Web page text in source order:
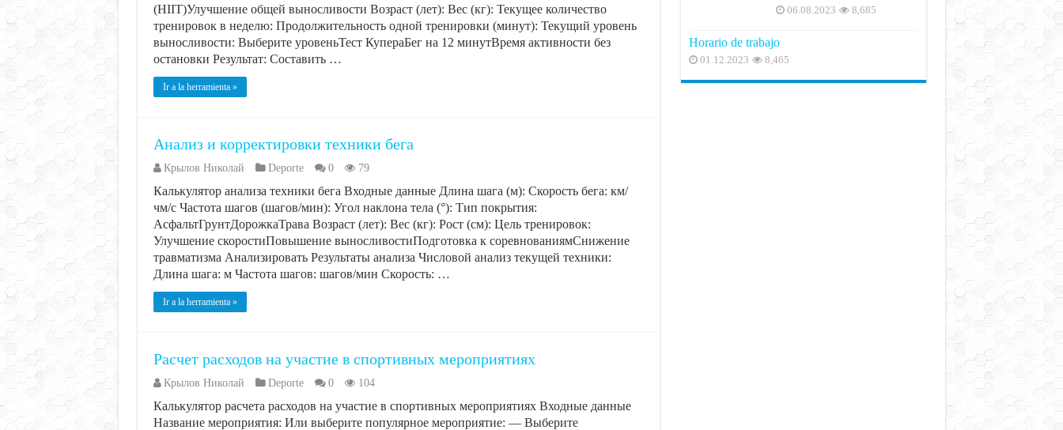
(HIIT)Улучшение общей выносливости Возраст (лет): Вес (кг): Текущее количество
тренировок в неделю: Продолжительность одной тренировки (минут): Текущий уровень
выносливости: Выберите уровеньТест КупераБег на 12 минутВремя активности без
остановки Результат: Составить …
Ir a la herramienta »
Анализ и корректировки техники бега
Крылов Николай Deporte 0 79
Калькулятор анализа техники бега Входные данные Длина шага (м): Скорость бега: км/
чм/с Частота шагов (шагов/мин): Угол наклона тела (°): Тип покрытия:
АсфальтГрунтДорожкаТрава Возраст (лет): Вес (кг): Рост (см): Цель тренировок:
Улучшение скоростиПовышение выносливостиПодготовка к соревнованиямСнижение
травматизма Анализировать Результаты анализа Числовой анализ текущей техники:
Длина шага: м Частота шагов: шагов/мин Скорость: …
Ir a la herramienta »
Расчет расходов на участие в спортивных мероприятиях
Крылов Николай Deporte 0 104
Калькулятор расчета расходов на участие в спортивных мероприятиях Входные данные
Название мероприятия: Или выберите популярное мероприятие: — Выберите
06.08.2023 8,685
Horario de trabajo
01.12.2023 8,465